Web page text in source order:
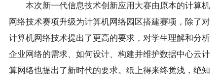
本次新一代信息技术创新应用大赛由原本的计算机
网络技术赛项升级为计算机网络园区搭建赛项，除了对
计算机网络技术提出了更高的要求，对学生理解和分析
企业网络的需求、如何设计、构建并维护数据中心云计
算网络也提出了新时代的要求。纸上得来终觉浅，绝知